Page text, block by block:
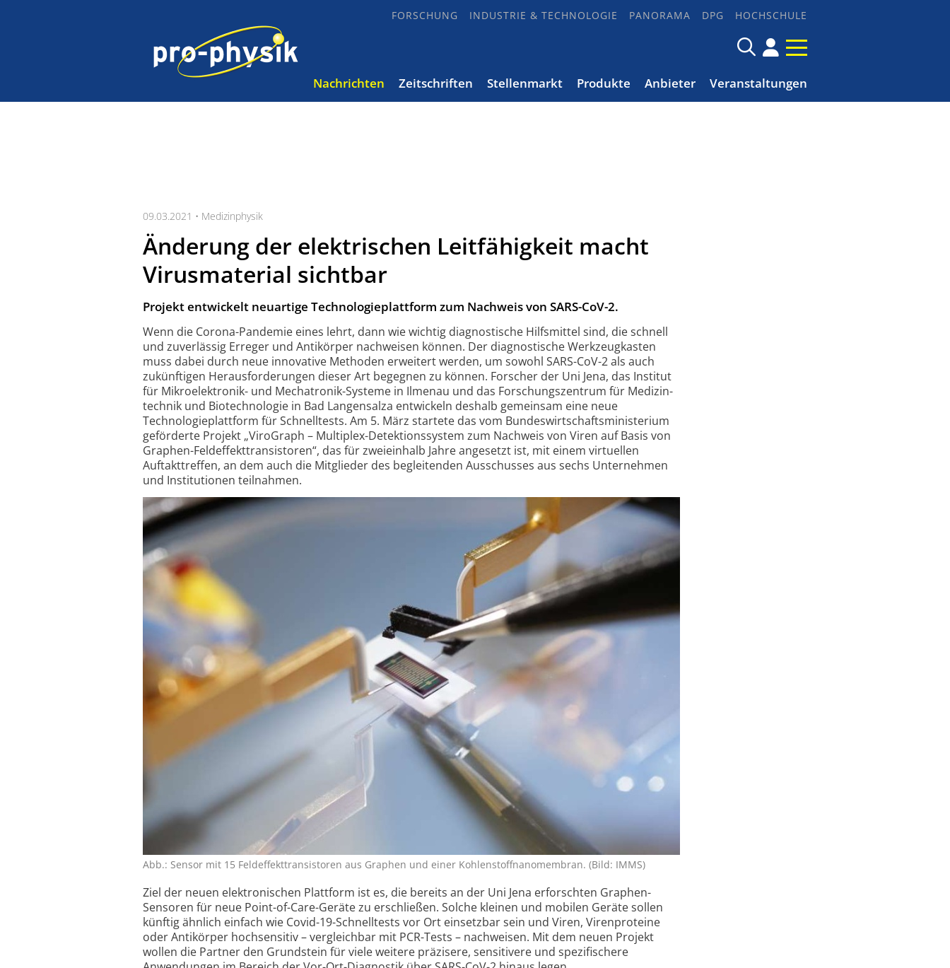
FORSCHUNG INDUSTRIE & TECHNOLOGIE PANORAMA DPG HOCHSCHULE
Nachrichten Zeitschriften Stellenmarkt Produkte Anbieter Veranstaltungen
09.03.2021 • Medizinphysik
Änderung der elektrischen Leitfähigkeit macht
Virusmaterial sichtbar
Projekt entwickelt neuartige Technologieplattform zum Nachweis von SARS-CoV-2.
Wenn die Corona-Pandemie eines lehrt, dann wie wichtig diagnos­tische Hilfs­mittel sind, die schnell
und zuverlässig Erreger und Antikörper nach­weisen können. Der diagnos­tische Werkzeug­kasten
muss dabei durch neue innovative Methoden erweitert werden, um sowohl SARS-CoV-2 als auch
zukünftigen Heraus­forderungen dieser Art begegnen zu können. Forscher der Uni Jena, das Institut
für Mikro­elektronik- und Mechatronik-Systeme in Ilmenau und das Forschungs­zentrum für Medizin­
technik und Bio­techno­logie in Bad Langen­salza entwickeln deshalb gemeinsam eine neue
Technologie­plattform für Schnell­tests. Am 5. März startete das vom Bundes­wirtschafts­ministerium
geförderte Projekt „ViroGraph – Multiplex-Detektions­system zum Nachweis von Viren auf Basis von
Graphen-Feldeffekt­transistoren“, das für zweieinhalb Jahre angesetzt ist, mit einem virtuellen
Auftakt­treffen, an dem auch die Mitglieder des begleitenden Ausschusses aus sechs Unter­nehmen
und Institutionen teilnahmen.
Abb.: Sensor mit 15 Feld­effekt­transis­toren aus Graphen und einer Kohlen­stoff­nano­membran. (Bild: IMMS)
Ziel der neuen elektronischen Plattform ist es, die bereits an der Uni Jena erforschten Graphen-
Sensoren für neue Point-of-Care-Geräte zu erschließen. Solche kleinen und mobilen Geräte sollen
künftig ähnlich einfach wie Covid-19-Schnelltests vor Ort einsetzbar sein und Viren, Viren­proteine
oder Antikörper hoch­sensitiv – vergleichbar mit PCR-Tests – nachweisen. Mit dem neuen Projekt
wollen die Partner den Grund­stein für viele weitere präzisere, sensitivere und spezifischere